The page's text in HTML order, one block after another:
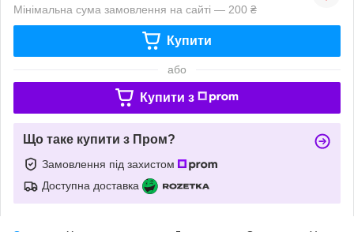
Мінімальна сума замовлення на сайті — 200 ₴
Купити
або
Купити з
Що таке купити з Пром?
Замовлення під захистом
Доступна доставка